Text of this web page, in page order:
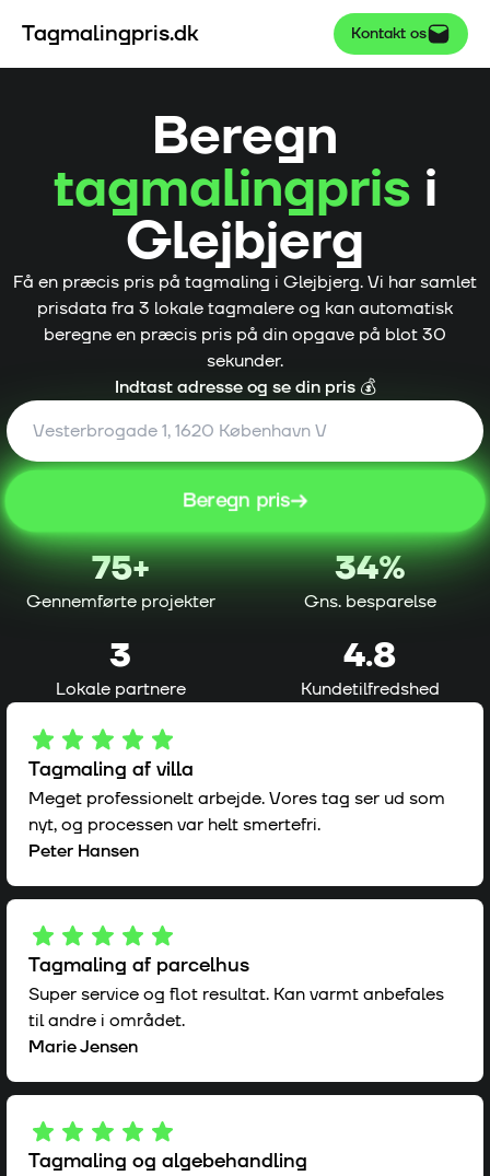
Tagmalingpris.dk Kontakt os
Beregn
tagmalingprisi
Glejbjerg
Få en præcis pris på tagmaling i Glejbjerg. Vi har samlet
prisdata fra 3 lokale tagmalere og kan automatisk
beregne en præcis pris på din opgave på blot 30
sekunder.
Indtast adresse og se din pris 💰
Beregn pris
75+
Gennemførte projekter
34%
Gns. besparelse
3
Lokale partnere
4.8
Kundetilfredshed
Tagmaling af villa
Meget professionelt arbejde. Vores tag ser ud som
nyt, og processen var helt smertefri.
Peter Hansen
Tagmaling af parcelhus
Super service og flot resultat. Kan varmt anbefales
til andre i området.
Marie Jensen
Tagmaling og algebehandling